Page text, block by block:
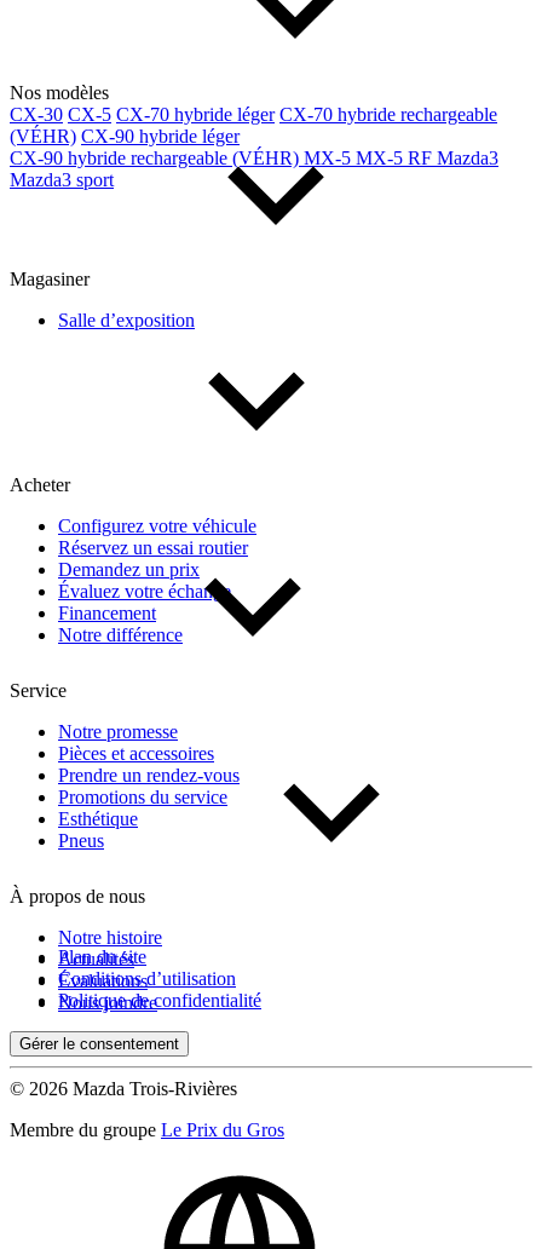
Nos modèles
CX-30 CX-5 CX-70 hybride léger CX-70 hybride rechargeable
(VÉHR) CX-90 hybride léger
CX-90 hybride rechargeable (VÉHR) MX-5 MX-5 RF Mazda3
Mazda3 sport
Magasiner
Salle d’exposition
Acheter
Configurez votre véhicule
Réservez un essai routier
Demandez un prix
Évaluez votre échange
Financement
Notre différence
Service
Notre promesse
Pièces et accessoires
Prendre un rendez-vous
Promotions du service
Esthétique
Pneus
À propos de nous
Notre histoire
Actualités
Évaluations
Nous joindre
Plan du site
Conditions d’utilisation
Politique de confidentialité
Gérer le consentement
© 2026 Mazda Trois-Rivières
Membre du groupe Le Prix du Gros